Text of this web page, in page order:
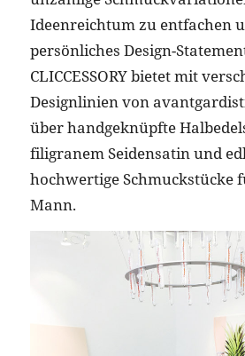
Ideenreichtum zu entfachen
persönliches Design-
CLICCESSORY bietet mit
Designlinien von
über handgeknüpfte
filigranem Seidensatin und
hochwertige Schmuckstücke
Mann.